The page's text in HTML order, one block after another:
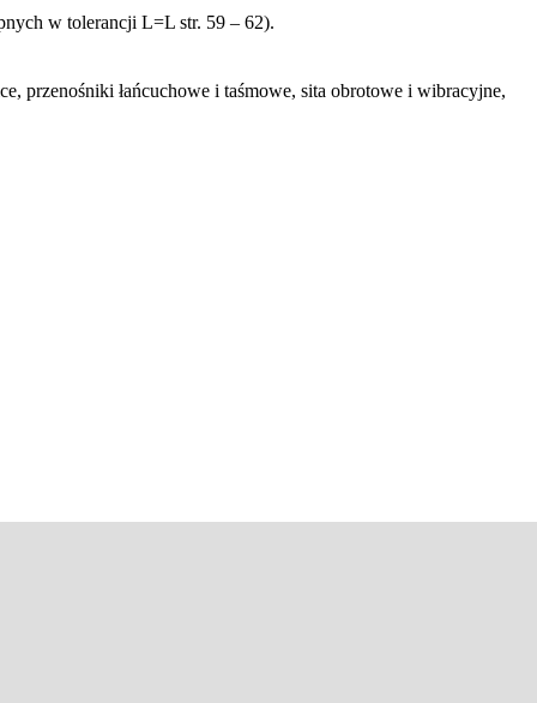
w tolerancji L=L str. 59 – 62).
przenośniki łańcuchowe i taśmowe, sita obrotowe i wibracyjne,